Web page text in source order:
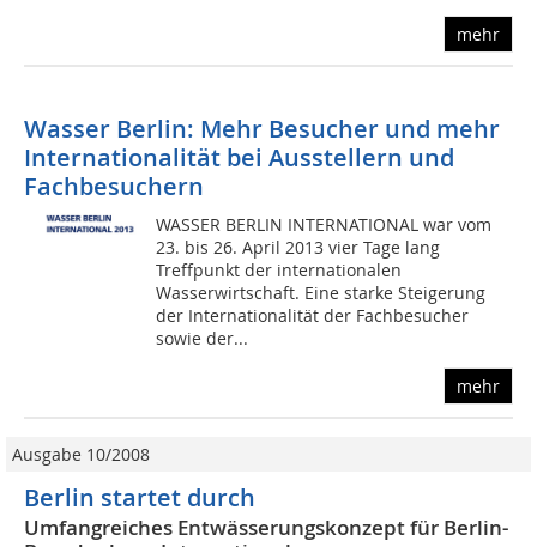
mehr
Wasser Berlin: Mehr Besucher und mehr
Internationalität bei Ausstellern und
Fachbesuchern
WASSER BERLIN INTERNATIONAL war vom
23. bis 26. April 2013 vier Tage lang
Treffpunkt der internationalen
Wasserwirtschaft. Eine starke Steigerung
der Internationalität der Fachbesucher
sowie der...
mehr
Ausgabe 10/2008
Berlin startet durch
Umfangreiches Entwässerungskonzept für Berlin-